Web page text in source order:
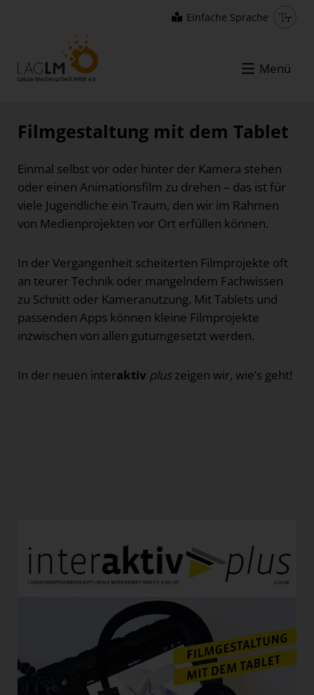
Einfache Sprache
Menü
Filmgestaltung mit dem Tablet
Einmal selbst vor oder hinter der Kamera stehen
oder einen Animationsfilm zu drehen – das ist für
viele Jugendliche ein Traum, den wir im Rahmen
von Medienprojekten vor Ort erfüllen können.
In der Vergangenheit scheiterten Filmprojekte oft
an teurer Technik oder mangelndem Fachwissen
zu Schnitt oder Kameranutzung. Mit Tablets und
passenden Apps können kleine Filmprojekte
inzwischen von allen gutumgesetzt werden.
In der neuen interaktiv pluszeigen wir, wie’s geht!